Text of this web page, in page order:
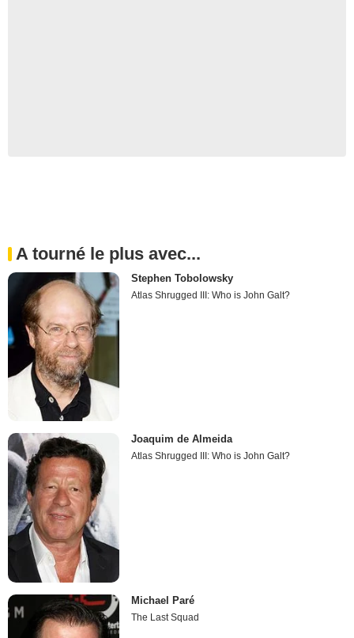
A tourné le plus avec...
Stephen Tobolowsky
Atlas Shrugged III: Who is John Galt?
Joaquim de Almeida
Atlas Shrugged III: Who is John Galt?
Michael Paré
The Last Squad